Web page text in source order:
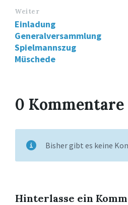
Weiter
Einladung
Generalversammlung
Spielmannszug
Müschede
0 Kommentare
Bisher gibt es keine
Hinterlasse ein